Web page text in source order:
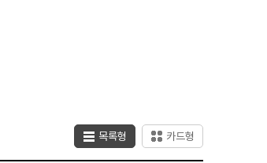
목록형 카드형